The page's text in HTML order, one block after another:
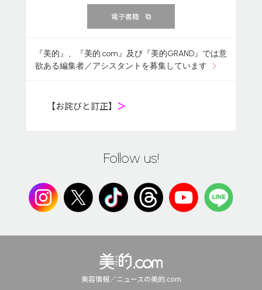
電子書籍
『美的』、『美的.com』及び『美的GRAND』では意
欲ある編集者／アシスタントを募集しています
【お詫びと訂正】 ＞
Follow us!
美容情報／ニュースの美的.com